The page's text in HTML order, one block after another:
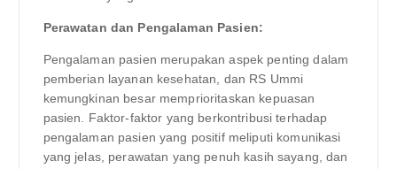
Perawatan dan Pengalaman Pasien:
Pengalaman pasien merupakan aspek penting dalam
pemberian layanan kesehatan, dan RS Ummi
kemungkinan besar memprioritaskan kepuasan
pasien. Faktor-faktor yang berkontribusi terhadap
pengalaman pasien yang positif meliputi komunikasi
yang jelas, perawatan yang penuh kasih sayang, dan